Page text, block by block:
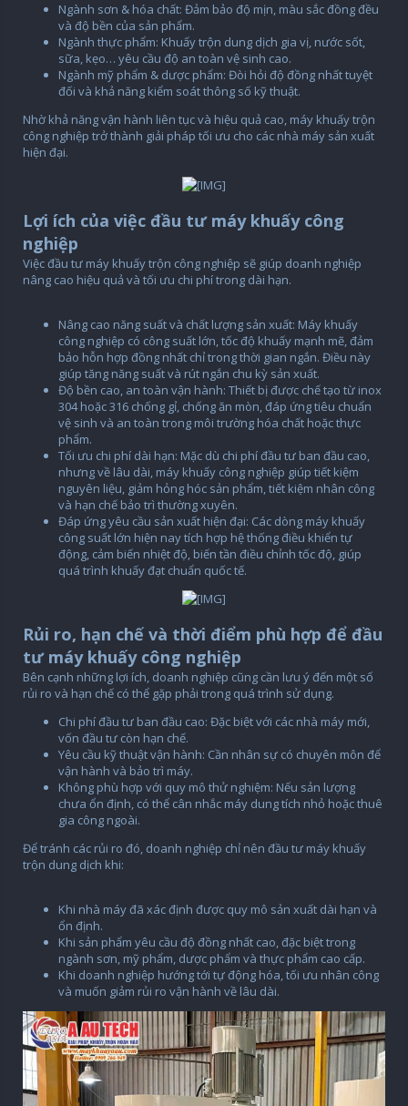
Ngành sơn & hóa chất: Đảm bảo độ mịn, màu sắc đồng đều
và độ bền của sản phẩm.
Ngành thực phẩm: Khuấy trộn dung dịch gia vị, nước sốt,
sữa, kẹo… yêu cầu độ an toàn vệ sinh cao.
Ngành mỹ phẩm & dược phẩm: Đòi hỏi độ đồng nhất tuyệt
đối và khả năng kiểm soát thông số kỹ thuật.
Nhờ khả năng vận hành liên tục và hiệu quả cao, máy khuấy trộn
công nghiệp trở thành giải pháp tối ưu cho các nhà máy sản xuất
hiện đại.
Lợi ích của việc đầu tư máy khuấy công
nghiệp
Việc đầu tư máy khuấy trộn công nghiệp sẽ giúp doanh nghiệp
nâng cao hiệu quả và tối ưu chi phí trong dài hạn.
Nâng cao năng suất và chất lượng sản xuất: Máy khuấy
công nghiệp có công suất lớn, tốc độ khuấy mạnh mẽ, đảm
bảo hỗn hợp đồng nhất chỉ trong thời gian ngắn. Điều này
giúp tăng năng suất và rút ngắn chu kỳ sản xuất.
Độ bền cao, an toàn vận hành: Thiết bị được chế tạo từ inox
304 hoặc 316 chống gỉ, chống ăn mòn, đáp ứng tiêu chuẩn
vệ sinh và an toàn trong môi trường hóa chất hoặc thực
phẩm.
Tối ưu chi phí dài hạn: Mặc dù chi phí đầu tư ban đầu cao,
nhưng về lâu dài, máy khuấy công nghiệp giúp tiết kiệm
nguyên liệu, giảm hỏng hóc sản phẩm, tiết kiệm nhân công
và hạn chế bảo trì thường xuyên.
Đáp ứng yêu cầu sản xuất hiện đại: Các dòng máy khuấy
công suất lớn hiện nay tích hợp hệ thống điều khiển tự
động, cảm biến nhiệt độ, biến tần điều chỉnh tốc độ, giúp
quá trình khuấy đạt chuẩn quốc tế.
Rủi ro, hạn chế và thời điểm phù hợp để đầu
tư máy khuấy công nghiệp
Bên cạnh những lợi ích, doanh nghiệp cũng cần lưu ý đến một số
rủi ro và hạn chế có thể gặp phải trong quá trình sử dụng.
Chi phí đầu tư ban đầu cao: Đặc biệt với các nhà máy mới,
vốn đầu tư còn hạn chế.
Yêu cầu kỹ thuật vận hành: Cần nhân sự có chuyên môn để
vận hành và bảo trì máy.
Không phù hợp với quy mô thử nghiệm: Nếu sản lượng
chưa ổn định, có thể cân nhắc máy dung tích nhỏ hoặc thuê
gia công ngoài.
Để tránh các rủi ro đó, doanh nghiệp chỉ nên đầu tư máy khuấy
trộn dung dịch khi:
Khi nhà máy đã xác định được quy mô sản xuất dài hạn và
ổn định.
Khi sản phẩm yêu cầu độ đồng nhất cao, đặc biệt trong
ngành sơn, mỹ phẩm, dược phẩm và thực phẩm cao cấp.
Khi doanh nghiệp hướng tới tự động hóa, tối ưu nhân công
và muốn giảm rủi ro vận hành về lâu dài.